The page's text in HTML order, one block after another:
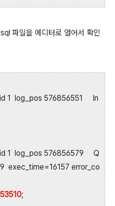
파일을 에디터로 열어서 확인
1 log_pos 576856551 In
1 log_pos 576856579 Q
exec_time=16157 error_co
;